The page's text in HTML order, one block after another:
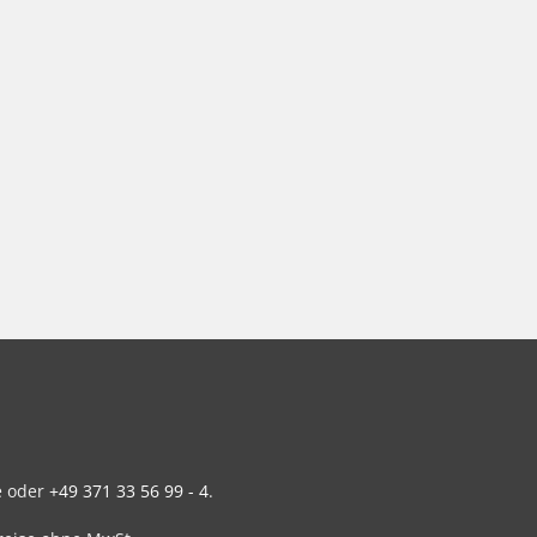
oder +49 371 33 56 99 - 4.